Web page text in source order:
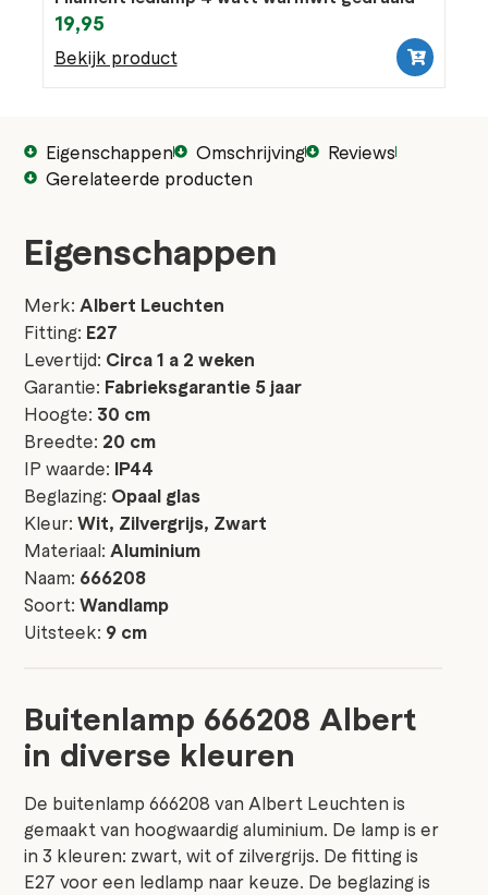
19,95
Bekijk product
Eigenschappen Omschrijving
Reviews
Gerelateerde producten
Eigenschappen
Merk:Albert Leuchten
Fitting: E27
Levertijd: Circa 1 a 2 weken
Garantie: Fabrieksgarantie 5 jaar
Hoogte: 30 cm
Breedte: 20 cm
IP waarde: IP44
Beglazing: Opaal glas
Kleur:Wit, Zilvergrijs, Zwart
Materiaal:Aluminium
Naam: 666208
Soort:Wandlamp
Uitsteek: 9 cm
Buitenlamp 666208 Albert
in diverse kleuren
De buitenlamp 666208 van Albert Leuchten is
gemaakt van hoogwaardig aluminium. De lamp is er
in 3 kleuren: zwart, wit of zilvergrijs. De fitting is
E27 voor een ledlamp naar keuze. De beglazing is